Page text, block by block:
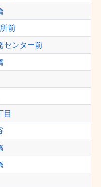
前
センター前
目